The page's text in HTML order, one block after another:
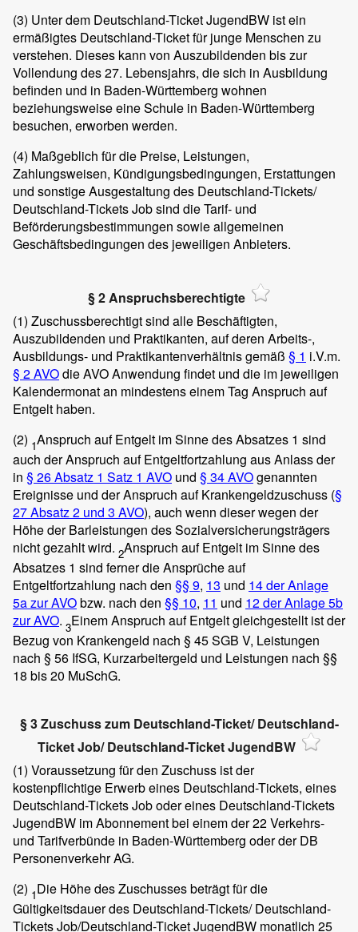
(3) Unter dem Deutschland-Ticket JugendBW ist ein
ermäßigtes Deutschland-Ticket für junge Menschen zu
verstehen. Dieses kann von Auszubildenden bis zur
Vollendung des 27. Lebensjahrs, die sich in Ausbildung
befinden und in Baden-Württemberg wohnen
beziehungsweise eine Schule in Baden-Württemberg
besuchen, erworben werden.
(4) Maßgeblich für die Preise, Leistungen,
Zahlungsweisen, Kündigungsbedingungen, Erstattungen
und sonstige Ausgestaltung des Deutschland-Tickets/
Deutschland-Tickets Job sind die Tarif- und
Beförderungsbestimmungen sowie allgemeinen
Geschäftsbedingungen des jeweiligen Anbieters.
§ 2 Anspruchsberechtigte
(1) Zuschussberechtigt sind alle Beschäftigten,
Auszubildenden und Praktikanten, auf deren Arbeits-,
Ausbildungs- und Praktikantenverhältnis gemäß § 1 i.V.m.
§ 2 AVOdie AVO Anwendung findet und die im jeweiligen
Kalendermonat an mindestens einem Tag Anspruch auf
Entgelt haben.
(2) 1Anspruch auf Entgelt im Sinne des Absatzes 1 sind
auch der Anspruch auf Entgeltfortzahlung aus Anlass der
in § 26 Absatz 1 Satz 1 AVO und § 34 AVOgenannten
Ereignisse und der Anspruch auf Krankengeldzuschuss (§
27 Absatz 2 und 3 AVO), auch wenn dieser wegen der
Höhe der Barleistungen des Sozialversicherungsträgers
nicht gezahlt wird. 2Anspruch auf Entgelt im Sinne des
Absatzes 1 sind ferner die Ansprüche auf
Entgeltfortzahlung nach den §§ 9, 13 und 14 der Anlage
5a zur AVObzw. nach den §§ 10, 11 und 12 der Anlage 5b
zur AVO. 3Einem Anspruch auf Entgelt gleichgestellt ist der
Bezug von Krankengeld nach § 45 SGB V, Leistungen
nach § 56 IfSG, Kurzarbeitergeld und Leistungen nach §§
18 bis 20 MuSchG.
§ 3 Zuschuss zum Deutschland-Ticket/ Deutschland-
Ticket Job/ Deutschland-Ticket JugendBW
(1) Voraussetzung für den Zuschuss ist der
kostenpflichtige Erwerb eines Deutschland-Tickets, eines
Deutschland-Tickets Job oder eines Deutschland-Tickets
JugendBW im Abonnement bei einem der 22 Verkehrs-
und Tarifverbünde in Baden-Württemberg oder der DB
Personenverkehr AG.
(2) 1Die Höhe des Zuschusses beträgt für die
Gültigkeitsdauer des Deutschland-Tickets/ Deutschland-
Tickets Job/Deutschland-Ticket JugendBW monatlich 25